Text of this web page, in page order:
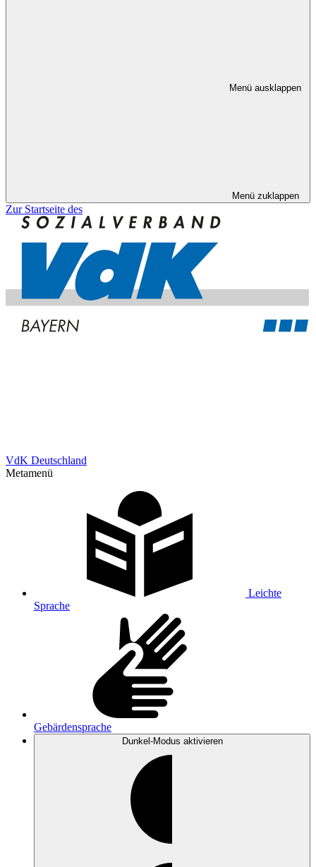
Menü ausklappen
Menü zuklappen
Zur Startseite des
VdK Deutschland
Metamenü
Leichte
Sprache
Gebärdensprache
Dunkel-Modus aktivieren